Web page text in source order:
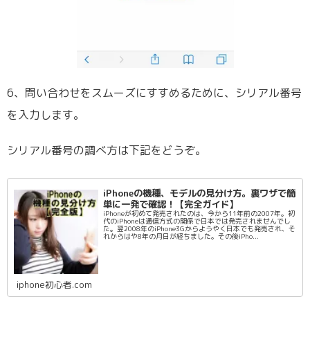
6、問い合わせをスムーズにすすめるために、シリアル番号
を入力します。
シリアル番号の調べ方は下記をどうぞ。
iPhoneの機種、モデルの見分け方。裏ワザで簡
単に一発で確認！【完全ガイド】
iPhoneが初めて発売されたのは、今から11年前の2007年。初
代のiPhoneは通信方式の関係で日本では発売されませんでし
た。翌2008年のiPhone3Gからようやく日本でも発売され、そ
れからはや8年の月日が経ちました。その後iPho...
iphone初心者.com